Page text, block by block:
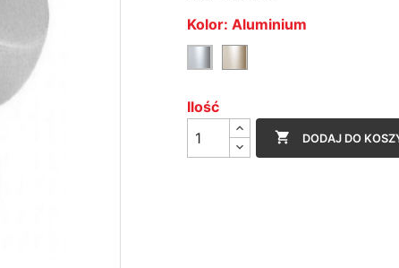
Kolor: Aluminium
AluminiumSatyna
Ilość
 DODAJ DO